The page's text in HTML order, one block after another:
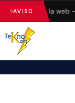
AVISO
errores en la web